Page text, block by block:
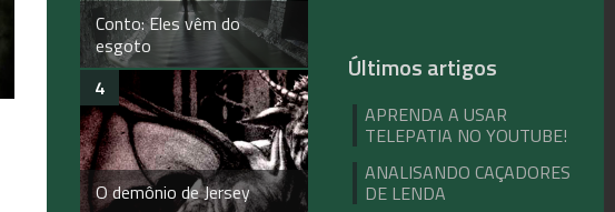
Conto: Eles vêm do
esgoto
O demônio de Jersey
Últimos artigos
APRENDA A USAR
TELEPATIA NO YOUTUBE!
ANALISANDO CAÇADORES
DE LENDA